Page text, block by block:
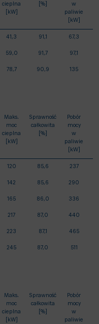
cieplna
[kW]
[%]
w
paliwie
[kW]
41,3 91,1 67,3
59,0 91,7 97,1
78,7 90,9 135
Maks.
moc
cieplna
[kW]
Sprawność
całkowita
[%]
Pobór
mocy
w
paliwie
[kW]
120 85,6 237
142 85,6 290
165 86,0 336
217 87,0 440
223 87,1 465
245 87,0 511
Maks.
moc
cieplna
[kW]
Sprawność
całkowita
[%]
Pobór
mocy
w
paliwie